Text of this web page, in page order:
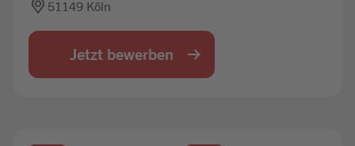
51149 Köln
Jetzt bewerben